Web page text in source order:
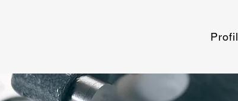
Profil